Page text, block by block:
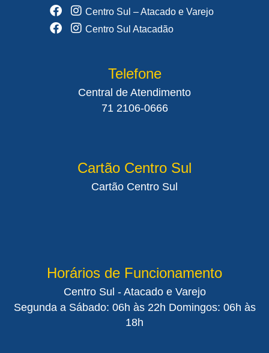
Centro Sul – Atacado e Varejo
Centro Sul Atacadão
Telefone
Central de Atendimento
71 2106-0666
Cartão Centro Sul
Cartão Centro Sul
Horários de Funcionamento
Centro Sul - Atacado e Varejo
Segunda a Sábado: 06h às 22h Domingos: 06h às
18h